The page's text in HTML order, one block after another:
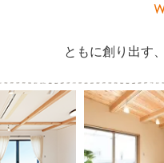
ともに創り出す